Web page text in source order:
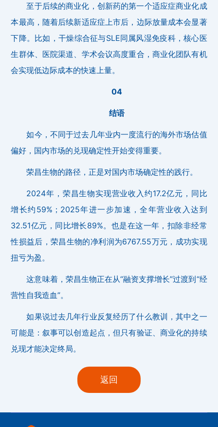
至于后续的商业化，创新药的第一个适应症商业化成
本最高，随着后续新适应症上市后，边际放量成本会显著
下降。比如，干燥综合征与SLE同属风湿免疫科，核心医
生群体、医院渠道、学术会议高度重合，商业化团队有机
会实现低边际成本的快速上量。
04
结语
如今，不同于过去几年业内一度流行的海外市场估值
偏好，国内市场的兑现确定性开始变得重要。
荣昌生物的路径，正是对国内市场确定性的践行。
2024年，荣昌生物实现营业收入约17.2亿元，同比
增长约59%；2025年进一步加速，全年营业收入达到
32.51亿元，同比增长89%。也是在这一年，扣除非经常
性损益后，荣昌生物的净利润为6767.55万元，成功实现
扭亏为盈。
这意味着，荣昌生物正在从“融资支撑增长”过渡到“经
营性自我造血”。
如果说过去几年行业反复经历了什么教训，其中之一
可能是：叙事可以创造起点，但只有验证、商业化的持续
兑现才能决定终局。
返回